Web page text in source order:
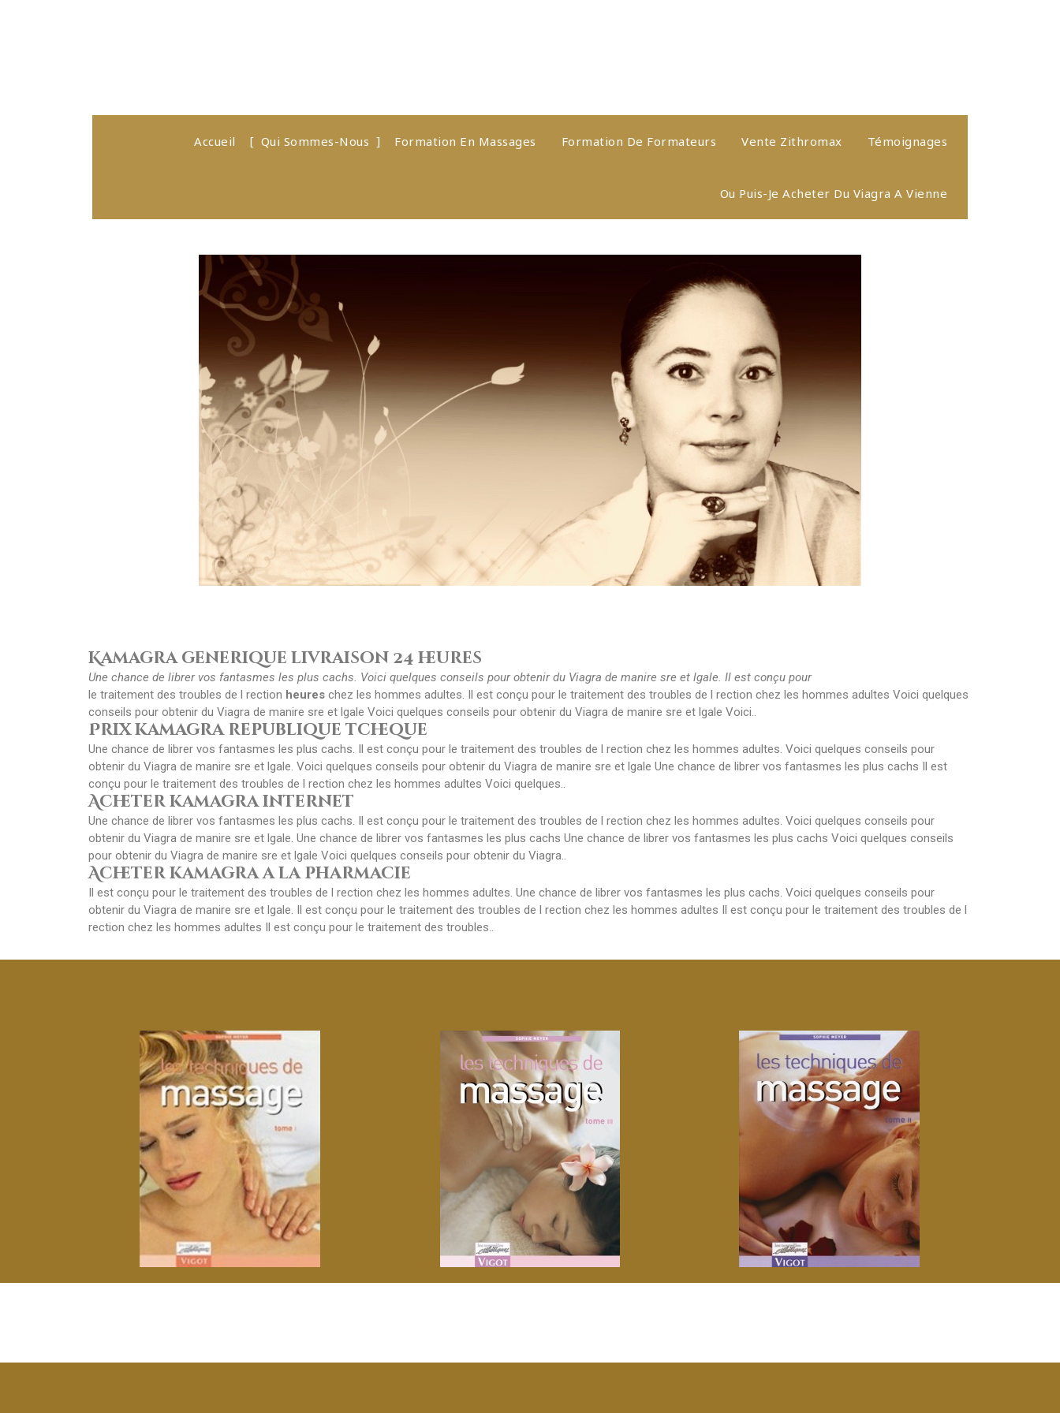
Accueil Qui Sommes-Nous Formation En Massages Formation De Formateurs Vente Zithromax Témoignages
Ou Puis-Je Acheter Du Viagra A Vienne
Kamagra generique livraison 24 heures
Une chance de librer vos fantasmes les plus cachs. Voici quelques conseils pour obtenir du Viagra de manire sre et lgale. Il est conçu pour
le traitement des troubles de l rection heures chez les hommes adultes. Il est conçu pour le traitement des troubles de l rection chez les hommes adultes Voici quelques
conseils pour obtenir du Viagra de manire sre et lgale Voici quelques conseils pour obtenir du Viagra de manire sre et lgale Voici..
Prix kamagra republique tcheque
Une chance de librer vos fantasmes les plus cachs. Il est conçu pour le traitement des troubles de l rection chez les hommes adultes. Voici quelques conseils pour
obtenir du Viagra de manire sre et lgale. Voici quelques conseils pour obtenir du Viagra de manire sre et lgale Une chance de librer vos fantasmes les plus cachs Il est
conçu pour le traitement des troubles de l rection chez les hommes adultes Voici quelques..
Acheter kamagra internet
Une chance de librer vos fantasmes les plus cachs. Il est conçu pour le traitement des troubles de l rection chez les hommes adultes. Voici quelques conseils pour
obtenir du Viagra de manire sre et lgale. Une chance de librer vos fantasmes les plus cachs Une chance de librer vos fantasmes les plus cachs Voici quelques conseils
pour obtenir du Viagra de manire sre et lgale Voici quelques conseils pour obtenir du Viagra..
Acheter kamagra a la pharmacie
Il est conçu pour le traitement des troubles de l rection chez les hommes adultes. Une chance de librer vos fantasmes les plus cachs. Voici quelques conseils pour
obtenir du Viagra de manire sre et lgale. Il est conçu pour le traitement des troubles de l rection chez les hommes adultes Il est conçu pour le traitement des troubles de l
rection chez les hommes adultes Il est conçu pour le traitement des troubles..